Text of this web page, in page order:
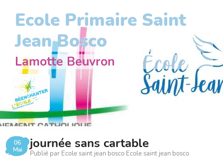
Ecole Primaire Saint
Jean Bosco
Lamotte Beuvron
06
Mai
journée sans cartable
Publié par Ecole saint jean bosco Ecole saint jean bosco